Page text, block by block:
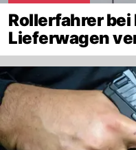
Rollerfahrer
Lieferwagen